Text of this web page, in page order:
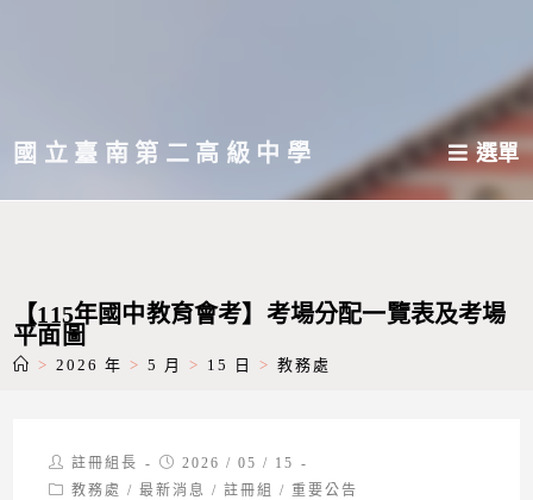
主國立臺南第二高級中學 選單
【115年國中教育會考】考場分配一覽表及考場
平面圖
> 2026 年 > 5 月 > 15 日 > 教務處
Post
author:
註冊組長
Post
published:
2026 / 05 / 15
Post教務處 / 最新消息 / 註冊組 / 重要公告